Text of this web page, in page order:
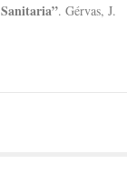
. Gérvas, J.